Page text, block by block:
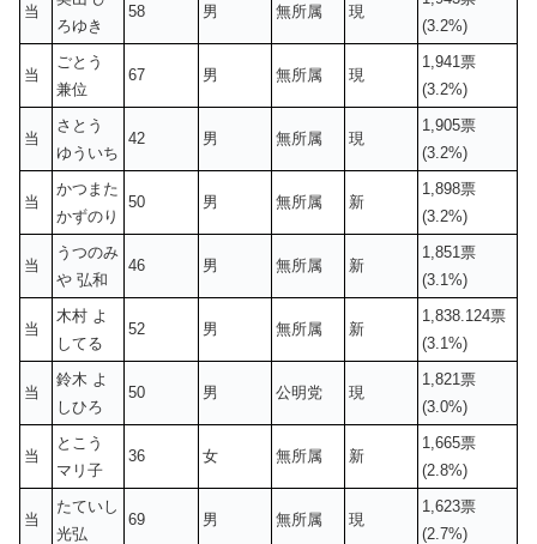
当
ろゆき
58 男 無所属 現
(3.2%)
当
ごとう
兼位
67 男 無所属 現
1,941票
(3.2%)
当
さとう
ゆういち
42 男 無所属 現
1,905票
(3.2%)
当
かつまた
かずのり
50 男 無所属 新
1,898票
(3.2%)
当
うつのみ
や 弘和
46 男 無所属 新
1,851票
(3.1%)
当
木村 よ
してる
52 男 無所属 新
1,838.124票
(3.1%)
当
鈴木 よ
しひろ
50 男 公明党 現
1,821票
(3.0%)
当
とこう
マリ子
36 女 無所属 新
1,665票
(2.8%)
当
たていし
光弘
69 男 無所属 現
1,623票
(2.7%)